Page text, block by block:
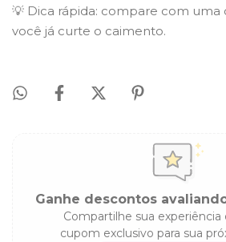
💡 Dica rápida: compare com uma
você já curte o caimento.
Ganhe descontos
Compartilhe sua
cupom exclusivo para sua